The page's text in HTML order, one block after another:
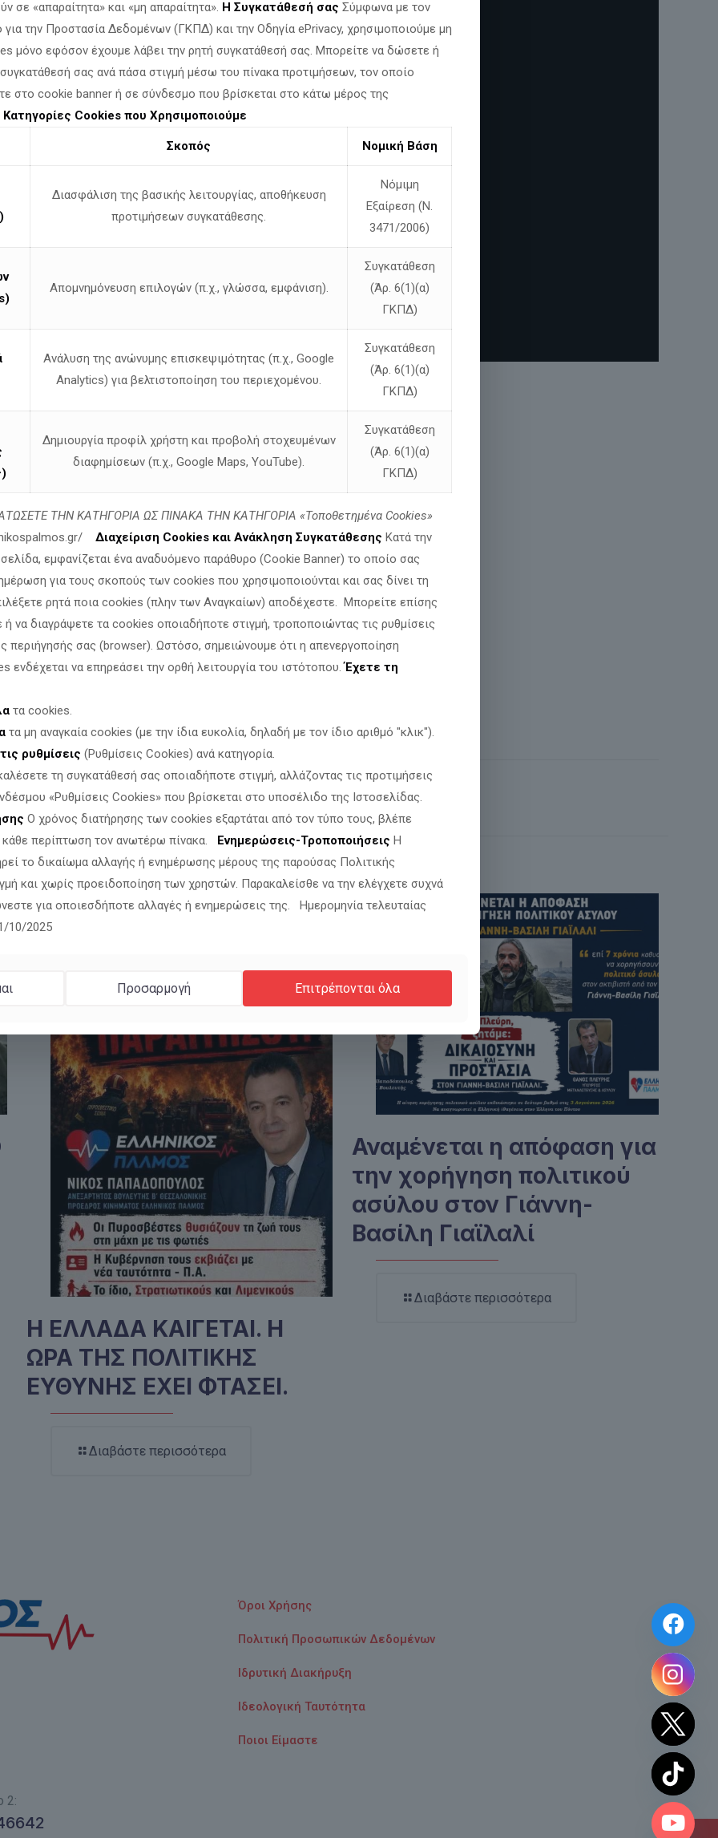
με τα Χριστούγεννα
και τη γαλήνη —
αυτές τις άγιες ημέρες.
και Κιλκισίου,
Μητροπόλεως,
κ. Βαρθολομαίου.
τους συντελεστές
Η ΕΛΛΑΔΑ ΚΑΙΓΕΤΑΙ. Η
ΩΡΑ ΤΗΣ ΠΟΛΙΤΙΚΗΣ
ΕΥΘΥΝΗΣ ΕΧΕΙ ΦΤΑΣΕΙ.
Διαβάστε περισσότερα
Αναμένεται η απόφαση για
την χορήγηση πολιτικού
ασύλου στον Γιάννη-
Βασίλη Γιαϊλαλί
Διαβάστε περισσότερα
2:
Όροι Χρήσης
Πολιτική Προσωπικών Δεδομένων
Ιδρυτική Διακήρυξη
Ιδεολογική Ταυτότητα
Ποιοι Είμαστε
σε «απαραίτητα» και «μη απαραίτητα». Η Συγκατάθεσή σας Σύμφωνα με τον
για την Προστασία Δεδομένων (ΓΚΠΔ) και την Οδηγία ePrivacy, χρησιμοποιούμε μη
μόνο εφόσον έχουμε λάβει την ρητή συγκατάθεσή σας. Μπορείτε να δώσετε ή
σας ανά πάσα στιγμή μέσω του πίνακα προτιμήσεων, τον οποίο
στο cookie banner ή σε σύνδεσμο που βρίσκεται στο κάτω μέρος της
Κατηγορίες Cookies που Χρησιμοποιούμε
Σκοπός Νομική Βάση
Διασφάλιση της βασικής λειτουργίας, αποθήκευση
προτιμήσεων συγκατάθεσης.
Νόμιμη
Εξαίρεση (Ν.
3471/2006)
Απομνημόνευση επιλογών (π.χ., γλώσσα, εμφάνιση).
Συγκατάθεση
(Άρ. 6(1)(α)
ΓΚΠΔ)
Ανάλυση της ανώνυμης επισκεψιμότητας (π.χ., Google
Analytics) για βελτιστοποίηση του περιεχομένου.
Συγκατάθεση
(Άρ. 6(1)(α)
ΓΚΠΔ)
Δημιουργία προφίλ χρήστη και προβολή στοχευμένων
διαφημίσεων (π.χ., Google Maps, YouTube).
Συγκατάθεση
(Άρ. 6(1)(α)
ΓΚΠΔ)
ΤΗΝ ΚΑΤΗΓΟΡΙΑ ΩΣ ΠΙΝΑΚΑ ΤΗΝ ΚΑΤΗΓΟΡΙΑ «Τοποθετημένα Cookies»
Διαχείριση Cookies και Ανάκληση Συγκατάθεσης Κατά την
εμφανίζεται ένα αναδυόμενο παράθυρο (Cookie Banner) το οποίο σας
για τους σκοπούς των cookies που χρησιμοποιούνται και σας δίνει τη
ρητά ποια cookies (πλην των Αναγκαίων) αποδέχεστε. Μπορείτε επίσης
ή να διαγράψετε τα cookies οποιαδήποτε στιγμή, τροποποιώντας τις ρυθμίσεις
περιήγησής σας (browser). Ωστόσο, σημειώνουμε ότι η απενεργοποίηση
ενδέχεται να επηρεάσει την ορθή λειτουργία του ιστότοπου.Έχετε τη
τα cookies.
τα μη αναγκαία cookies (με την ίδια ευκολία, δηλαδή με τον ίδιο αριθμό "κλικ").
ρυθμίσεις (Ρυθμίσεις Cookies) ανά κατηγορία.
τη συγκατάθεσή σας οποιαδήποτε στιγμή, αλλάζοντας τις προτιμήσεις
«Ρυθμίσεις Cookies» που βρίσκεται στο υποσέλιδο της Ιστοσελίδας.
Ο χρόνος διατήρησης των cookies εξαρτάται από τον τύπο τους, βλέπε
κάθε περίπτωση τον ανωτέρω πίνακα. Ενημερώσεις-Τροποποιήσεις Η
το δικαίωμα αλλαγής ή ενημέρωσης μέρους της παρούσας Πολιτικής
και χωρίς προειδοποίηση των χρηστών. Παρακαλείσθε να την ελέγχετε συχνά
για οποιεσδήποτε αλλαγές ή ενημερώσεις της. Ημερομηνία τελευταίας
10/2025
Προσαρμογή Επιτρέπονται όλα
chaty